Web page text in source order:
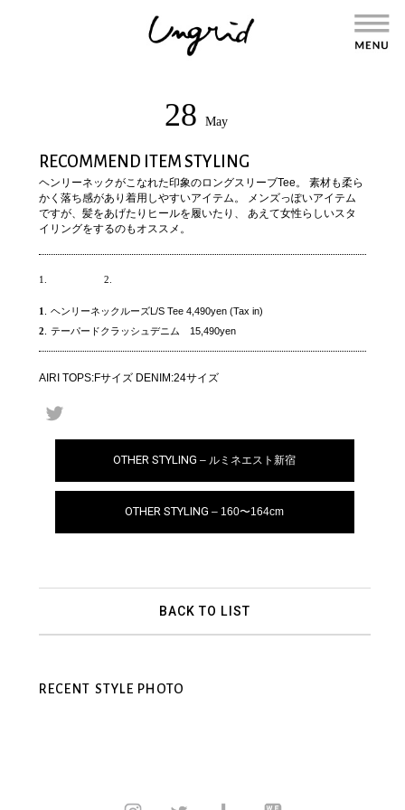
28 May
RECOMMEND ITEM STYLING
ヘンリーネックがこなれた印象のロングスリーブTee。 素材も柔ら
かく落ち感があり着用しやすいアイテム。 メンズっぽいアイテム
ですが、髪をあげたりヒールを履いたり、 あえて女性らしいスタ
イリングをするのもオススメ。
1. 2.
1
ヘンリーネックルーズL/S Tee 4,490yen (Tax in)
2
テーパードクラッシュデニム 15,490yen
AIRI TOPS:Fサイズ DENIM:24サイズ
OTHER STYLING – ルミネエスト新宿
OTHER STYLING – 160〜164cm
BACK TO LIST
RECENT STYLE PHOTO